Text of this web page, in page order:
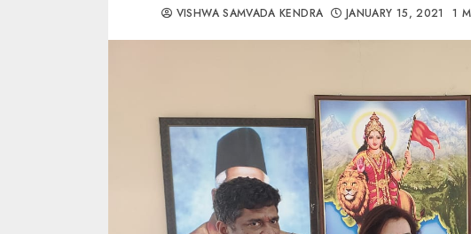
VISHWA SAMVADA KENDRA JANUARY 15, 2021 1